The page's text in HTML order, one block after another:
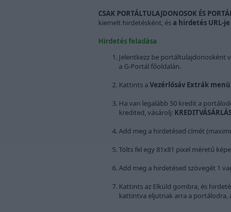
CSAK PORTÁLTULAJDONOSOK ÉS
kiemelt hirdetésként, ésa hirdetés URL-
Hirdetés feladása
Jelentkezz be portáltulajdonosként
a G-Portál főoldalán.
Kattints a Vezérlősáv Extrák
Ha van legalább 50 kredit a
kredited, vásárolj:
Add meg a hirdetésed címét
Tölts fel egy 81x81 pixel méretű
Add meg a hirdetésed szövegét 1
Kattints az Elküld gombra, és
kattintva eljutnak arra a portálodra,